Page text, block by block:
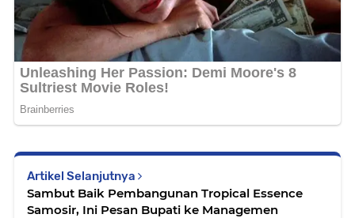
Artikel Selanjutnya
Sambut Baik Pembangunan Tropical Essence
Samosir, Ini Pesan Bupati ke Managemen